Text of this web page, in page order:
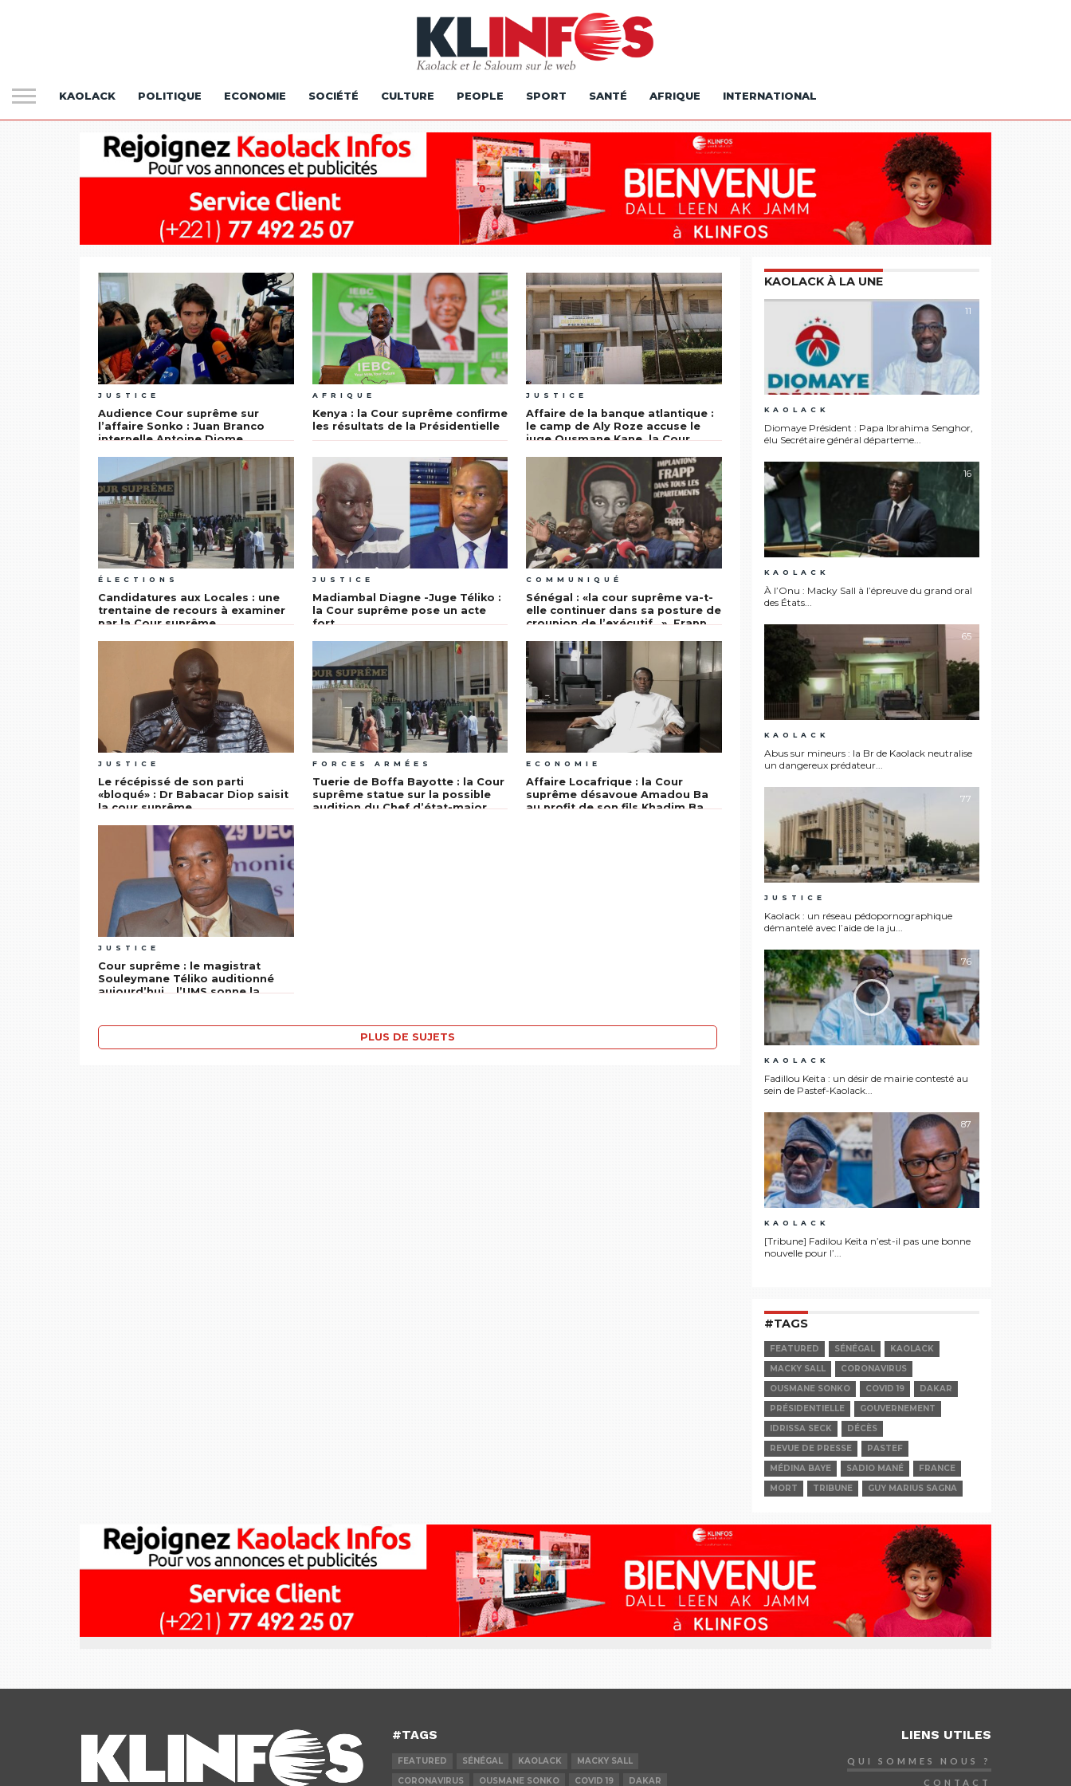
KAOLACK POLITIQUE ECONOMIE SOCIÉTÉ CULTURE PEOPLE SPORT SANTÉ AFRIQUE INTERNATIONAL
JUSTICE
Audience Cour suprême sur
l’affaire Sonko : Juan Branco
interpelle Antoine Diome
AFRIQUE
Kenya : la Cour suprême confirme
les résultats de la Présidentielle
JUSTICE
Affaire de la banque atlantique :
le camp de Aly Roze accuse le
juge Ousmane Kane, la Cour
dessaisissement de Kaolack
ÉLECTIONS
Candidatures aux Locales : une
trentaine de recours à examiner
par la Cour suprême
JUSTICE
Madiambal Diagne -Juge Téliko :
la Cour suprême pose un acte
fort
COMMUNIQUÉ
Sénégal : «la cour suprême va-t-
elle continuer dans sa posture de
croupion de l’exécutif…», Frapp
JUSTICE
Le récépissé de son parti
«bloqué» : Dr Babacar Diop saisit
la cour suprême
FORCES ARMÉES
Tuerie de Boffa Bayotte : la Cour
suprême statue sur la possible
audition du Chef d’état-major
ECONOMIE
Affaire Locafrique : la Cour
suprême désavoue Amadou Ba
au profit de son fils Khadim Ba
JUSTICE
Cour suprême : le magistrat
Souleymane Téliko auditionné
aujourd’hui… l’UMS sonne la
PLUS DE SUJETS
KAOLACK À LA UNE
11
KAOLACK
Diomaye Président : Papa Ibrahima Senghor,
élu Secrétaire général départeme...
16
KAOLACK
À l’Onu : Macky Sall à l’épreuve du grand oral
des États...
65
KAOLACK
Abus sur mineurs : la Br de Kaolack neutralise
un dangereux prédateur...
77
JUSTICE
Kaolack : un réseau pédopornographique
démantelé avec l’aide de la ju...
76
KAOLACK
Fadillou Keita : un désir de mairie contesté au
sein de Pastef-Kaolack...
87
KAOLACK
[Tribune] Fadilou Keïta n’est-il pas une bonne
nouvelle pour l’...
#TAGS
FEATURED SÉNÉGAL
KAOLACK
MACKY SALL
CORONAVIRUS
OUSMANE SONKO
COVID 19
DAKAR
PRÉSIDENTIELLE
GOUVERNEMENT
IDRISSA SECK
DÉCÈS
REVUE DE PRESSE
PASTEF
MÉDINA BAYE
SADIO MANÉ
FRANCE
MORT
TRIBUNE GUY MARIUS SAGNA
#TAGS
FEATURED SÉNÉGAL KAOLACK
MACKY SALL
CORONAVIRUS
OUSMANE SONKO COVID 19 DAKAR
LIENS UTILES
QUI SOMMES NOUS ?
CONTACT